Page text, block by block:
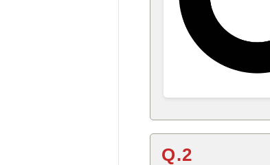
Q.2